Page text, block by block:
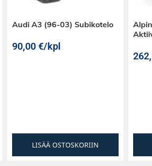
Audi A3 (96-03) Subikotelo
90,00 €/kpl
LISÄÄ OSTOSKORIIN